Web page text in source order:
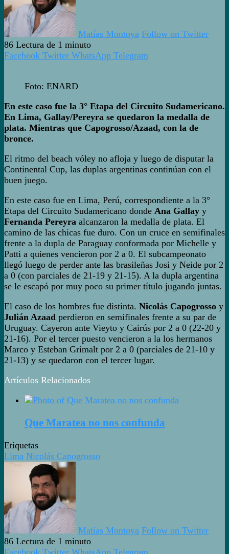
Matías Montoya Follow on Twitter
86 Lectura de 1 minuto
Facebook Twitter WhatsApp Telegram
Foto: ENARD
En este caso fue la 3° Etapa del Circuito Sudamericano.
En Lima, Gallay/Pereyra se quedaron la medalla de
plata. Mientras que Capogrosso/Azaad, con la de
bronce.
El ritmo del beach vóley no afloja y luego de disputar la
Continental Cup, las duplas argentinas continúan con el
buen juego.
En este caso fue en Lima, Perú, correspondiente a la 3°
Etapa del Circuito Sudamericano donde Ana Gallay y
Fernanda Pereyra alcanzaron la medalla de plata. El
camino de las chicas fue duro. Con un cruce en semifinales
frente a la dupla de Paraguay conformada por Michelle y
Patti a quienes vencieron por 2 a 0. El subcampeonato
llegó luego de perder ante las brasileñas Josi y Neide por 2
a 0 (con parciales de 21-19 y 21-15). A la dupla argentina
se le escapó por muy poco su primer título jugando juntas.
El caso de los hombres fue distinta. Nicolás Capogrosso y
Julián Azaad perdieron en semifinales frente a su par de
Uruguay. Cayeron ante Vieyto y Cairús por 2 a 0 (22-20 y
21-16). Por el tercer puesto vencieron a la los hermanos
Marco y Esteban Grimalt por 2 a 0 (parciales de 21-10 y
21-13) y se quedaron con el tercer lugar.
Artículos Relacionados
Que Maratea no nos confunda
Etiquetas
Lima Nicolás Capogrosso
Matías Montoya Follow on Twitter
86 Lectura de 1 minuto